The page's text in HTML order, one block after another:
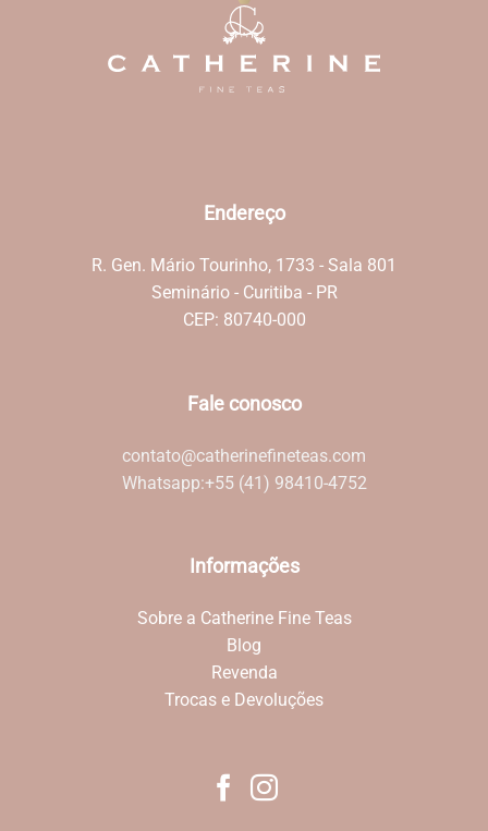
Endereço
R. Gen. Mário Tourinho, 1733 - Sala 801
Seminário - Curitiba - PR
CEP: 80740-000
Fale conosco
contato@catherinefineteas.com
Whatsapp:+55 (41) 98410-4752
Informações
Sobre a Catherine Fine Teas
Blog
Revenda
Trocas e Devoluções